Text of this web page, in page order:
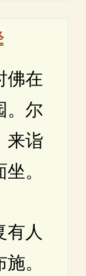
在
。尔
来诣
。
人
。